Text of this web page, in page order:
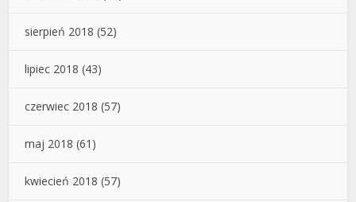
sierpień 2018 (52)
lipiec 2018 (43)
czerwiec 2018 (57)
maj 2018 (61)
kwiecień 2018 (57)